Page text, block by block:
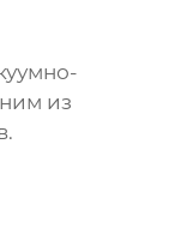
из